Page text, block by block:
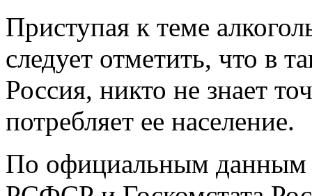
Приступая к теме
следует отметить, что в
Россия, никто не знает
потребляет ее население.
По официальным